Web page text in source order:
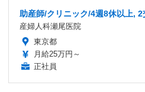
助産師/クリニック/4週8休以上, 2
産婦人科瀬尾医院
東京都
月給25万円～
正社員